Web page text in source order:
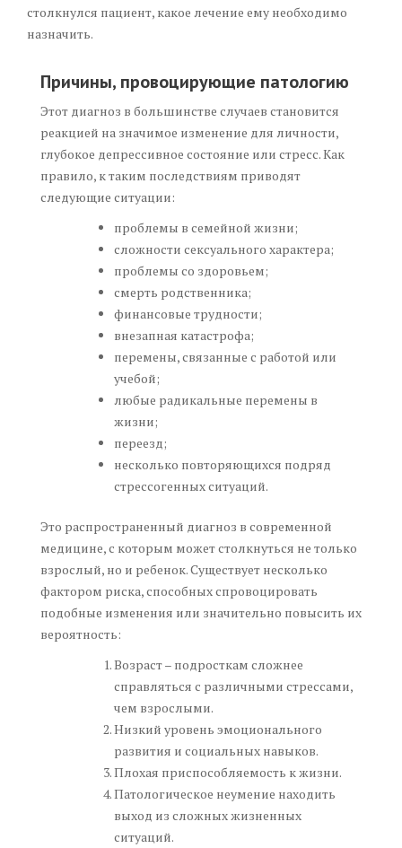
столкнулся пациент, какое лечение ему необходимо
назначить.
Причины, провоцирующие патологию
Этот диагноз в большинстве случаев становится
реакцией на значимое изменение для личности,
глубокое депрессивное состояние или стресс. Как
правило, к таким последствиям приводят
следующие ситуации:
проблемы в семейной жизни;
сложности сексуального характера;
проблемы со здоровьем;
смерть родственника;
финансовые трудности;
внезапная катастрофа;
перемены, связанные с работой или
учебой;
любые радикальные перемены в
жизни;
переезд;
несколько повторяющихся подряд
стрессогенных ситуаций.
Это распространенный диагноз в современной
медицине, с которым может столкнуться не только
взрослый, но и ребенок. Существует несколько
фактором риска, способных спровоцировать
подобные изменения или значительно повысить их
вероятность:
Возраст – подросткам сложнее
справляться с различными стрессами,
чем взрослыми.
Низкий уровень эмоционального
развития и социальных навыков.
Плохая приспособляемость к жизни.
Патологическое неумение находить
выход из сложных жизненных
ситуаций.